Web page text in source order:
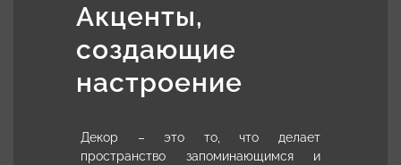
Акценты,
создающие
настроение
Декор – это то, что делает
пространство запоминающимся и